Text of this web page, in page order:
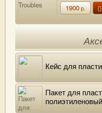
1900р.
Кейс для
Пакет для
полиэтиленовый